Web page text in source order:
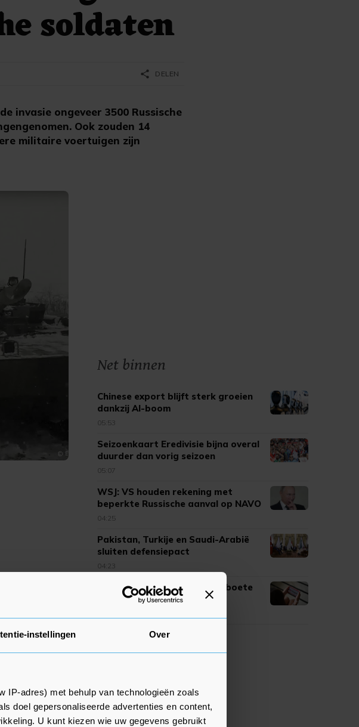
instellingen Over
IP-adres) met behulp van technologieën zoals
doel gepersonaliseerde advertenties en content,
U kunt kiezen wie uw gegevens gebruikt
soldaten
invasie ongeveer 3500 Russische
Ook zouden 14
militaire voertuigen zijn
share DELEN
Net binnen
Chinese export blijft sterk groeien
dankzij AI-boom
05:53
Seizoenkaart Eredivisie bijna overal
duurder dan vorig seizoen
05:07
WSJ: VS houden rekening met
beperkte Russische aanval op NAVO
04:25
Pakistan, Turkije en Saudi-Arabië
sluiten defensiepact
04:23
Rechter legt Meta miljoenenboete
op om schade aan kinderen